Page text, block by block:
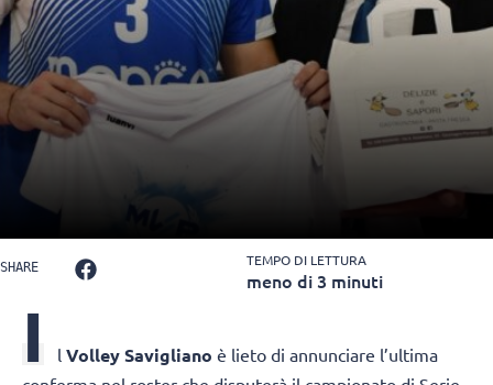
SHARE TEMPO DI LETTURA
meno di 3 minuti
I l Volley Savigliano è lieto di annunciare l’ultima